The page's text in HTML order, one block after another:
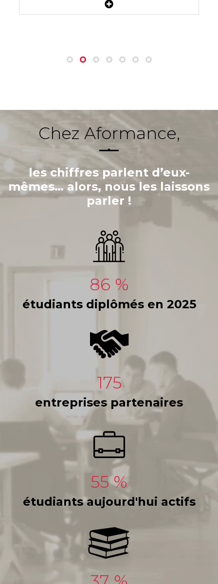
Chez Aformance,
les chiffres parlent d’eux-
mêmes… alors, nous les laissons
parler !
86
étudiants diplômés en 2025
175
entreprises partenaires
55
étudiants aujourd'hui actifs